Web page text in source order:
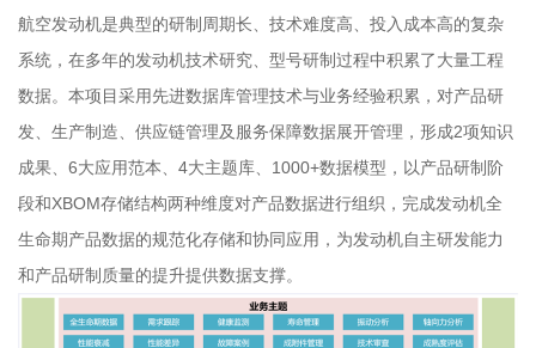
航空发动机是典型的研制周期长、技术难度高、投入成本高的复杂
系统，在多年的发动机技术研究、型号研制过程中积累了大量工程
数据。本项目采用先进数据库管理技术与业务经验积累，对产品研
发、生产制造、供应链管理及服务保障数据展开管理，形成2项知识
成果、6大应用范本、4大主题库、1000+数据模型，以产品研制阶
段和XBOM存储结构两种维度对产品数据进行组织，完成发动机全
生命期产品数据的规范化存储和协同应用，为发动机自主研发能力
和产品研制质量的提升提供数据支撑。